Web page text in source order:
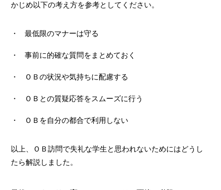
かじめ以下の考え方を参考としてください。
最低限のマナーは守る
事前に的確な質問をまとめておく
ＯＢの状況や気持ちに配慮する
ＯＢとの質疑応答をスムーズに行う
ＯＢを自分の都合で利用しない
以上、ＯＢ訪問で失礼な学生と思われないためにはどうし
たら解説しました。